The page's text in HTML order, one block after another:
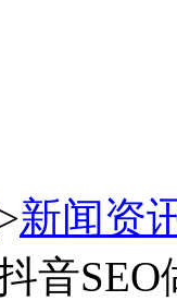
新闻资
音